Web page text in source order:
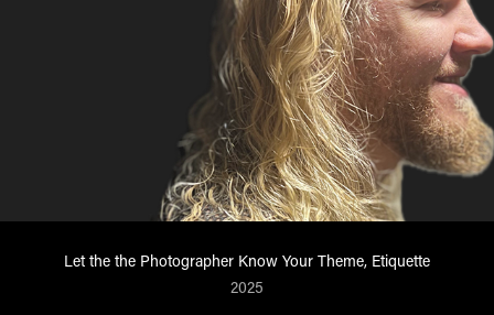
Let the the Photographer Know Your Theme, Etiquette
2025